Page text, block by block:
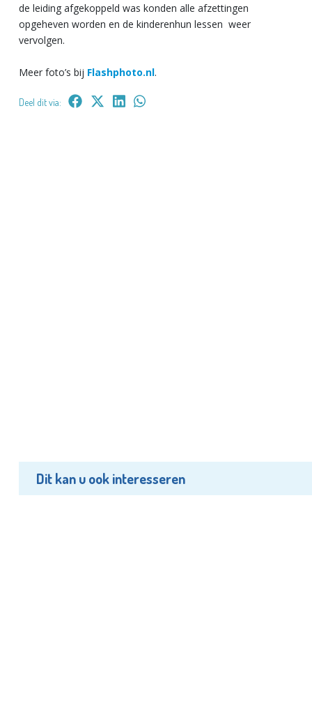
de leiding afgekoppeld was konden alle afzettingen
opgeheven worden en de kinderenhun lessen weer
vervolgen.
Meer foto’s bij Flashphoto.nl.
Deel dit via:
Dit kan u ook interesseren